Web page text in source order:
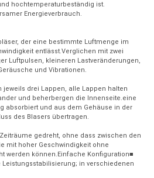
hochtemperaturbeständig ist.
Energieverbrauch.
der eine bestimmte Luftmenge im
entlässt.Verglichen mit zwei
Luftpulsen, kleineren Lastveränderungen,
und Vibrationen.
drei Lappen, alle Lappen halten
und beherbergen die Innenseite.eine
absorbiert und aus dem Gehäuse in der
des Blasers übertragen.
gedreht, ohne dass zwischen den
mit hoher Geschwindigkeit ohne
werden können.Einfache Konfiguration■
in verschiedenen